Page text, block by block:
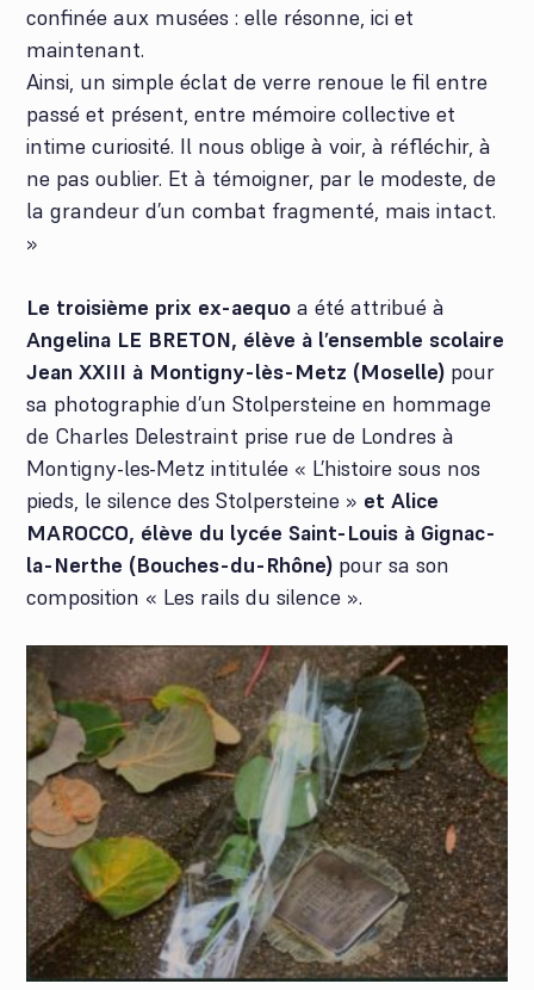
confinée aux musées : elle résonne, ici et
maintenant.
Ainsi, un simple éclat de verre renoue le fil entre
passé et présent, entre mémoire collective et
intime curiosité. Il nous oblige à voir, à réfléchir, à
ne pas oublier. Et à témoigner, par le modeste, de
la grandeur d’un combat fragmenté, mais intact.
»
Le troisième prix ex-aequo a été attribué à
Angelina LE BRETON, élève à l’ensemble scolaire
Jean XXIII à Montigny-lès-Metz (Moselle) pour
sa photographie d’un Stolpersteine en hommage
de Charles Delestraint prise rue de Londres à
Montigny-les-Metz intitulée « L’histoire sous nos
pieds, le silence des Stolpersteine » et Alice
MAROCCO, élève du lycée Saint-Louis à Gignac-
la-Nerthe (Bouches-du-Rhône) pour sa son
composition « Les rails du silence ».